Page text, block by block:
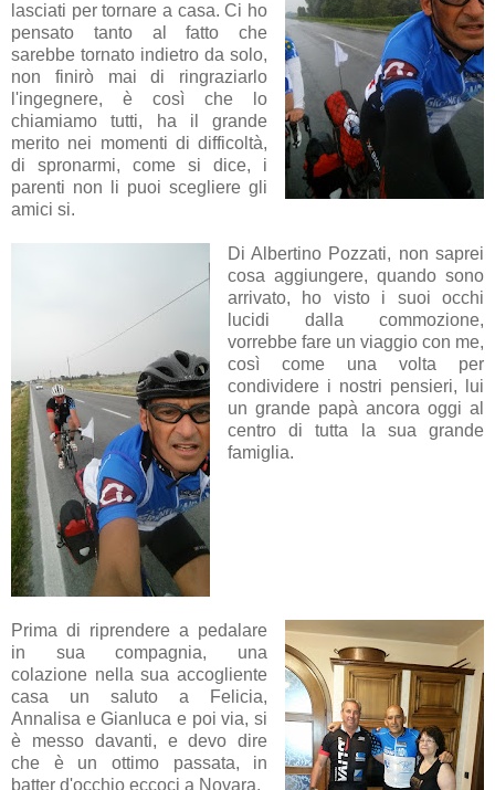
lasciati per tornare a casa. Ci ho
pensato tanto al fatto che
sarebbe tornato indietro da solo,
non finirò mai di ringraziarlo
l'ingegnere, è così che lo
chiamiamo tutti, ha il grande
merito nei momenti di difficoltà,
di spronarmi, come si dice, i
parenti non li puoi scegliere gli
amici si.
Di Albertino Pozzati, non saprei
cosa aggiungere, quando sono
arrivato, ho visto i suoi occhi
lucidi dalla commozione,
vorrebbe fare un viaggio con me,
così come una volta per
condividere i nostri pensieri, lui
un grande papà ancora oggi al
centro di tutta la sua grande
famiglia.
Prima di riprendere a pedalare
in sua compagnia, una
colazione nella sua accogliente
casa un saluto a Felicia,
Annalisa e Gianluca e poi via, si
è messo davanti, e devo dire
che è un ottimo passata, in
batter d'occhio eccoci a Novara.